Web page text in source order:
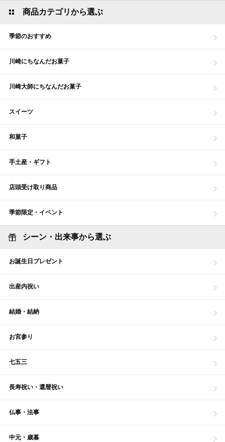
商品カテゴリから選ぶ
季節のおすすめ
川崎にちなんだお菓子
川崎大師にちなんだお菓子
スイーツ
和菓子
手土産・ギフト
店頭受け取り商品
季節限定・イベント
シーン・出来事から選ぶ
お誕生日プレゼント
出産内祝い
結婚・結納
お宮参り
七五三
長寿祝い・還暦祝い
仏事・法事
中元・歳暮